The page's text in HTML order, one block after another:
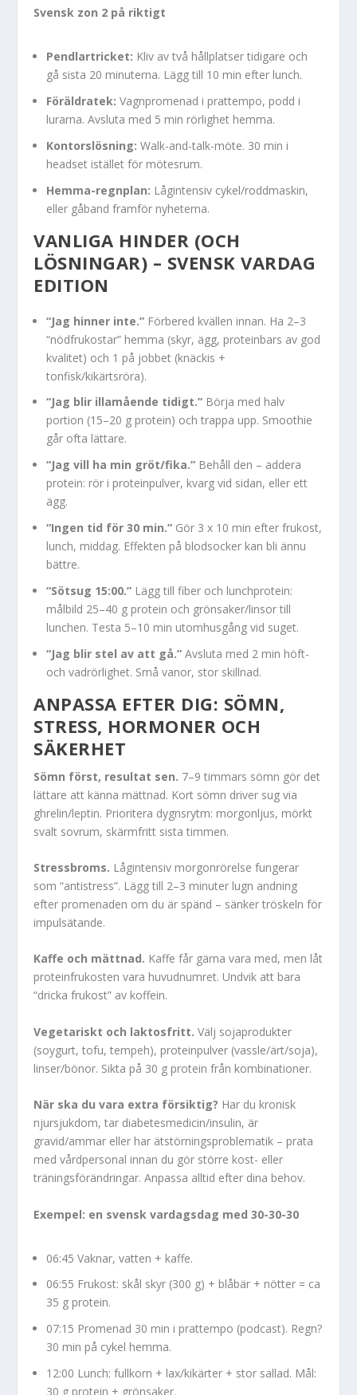
Svensk zon 2 på riktigt
Pendlartricket: Kliv av två hållplatser tidigare och
gå sista 20 minuterna. Lägg till 10 min efter lunch.
Föräldratek: Vagnpromenad i prattempo, podd i
lurarna. Avsluta med 5 min rörlighet hemma.
Kontorslösning: Walk-and-talk-möte. 30 min i
headset istället för mötesrum.
Hemma-regnplan: Lågintensiv cykel/roddmaskin,
eller gåband framför nyheterna.
VANLIGA HINDER (OCH
LÖSNINGAR) – SVENSK VARDAG
EDITION
“Jag hinner inte.” Förbered kvällen innan. Ha 2–3
“nödfrukostar” hemma (skyr, ägg, proteinbars av god
kvalitet) och 1 på jobbet (knäckis +
tonfisk/kikärtsröra).
“Jag blir illamående tidigt.” Börja med halv
portion (15–20 g protein) och trappa upp. Smoothie
går ofta lättare.
“Jag vill ha min gröt/fika.” Behåll den – addera
protein: rör i proteinpulver, kvarg vid sidan, eller ett
ägg.
“Ingen tid för 30 min.” Gör 3 x 10 min efter frukost,
lunch, middag. Effekten på blodsocker kan bli ännu
bättre.
“Sötsug 15:00.” Lägg till fiber och lunchprotein:
målbild 25–40 g protein och grönsaker/linsor till
lunchen. Testa 5–10 min utomhusgång vid suget.
“Jag blir stel av att gå.” Avsluta med 2 min höft-
och vadrörlighet. Små vanor, stor skillnad.
ANPASSA EFTER DIG: SÖMN,
STRESS, HORMONER OCH
SÄKERHET
Sömn först, resultat sen. 7–9 timmars sömn gör det
lättare att känna mättnad. Kort sömn driver sug via
ghrelin/leptin. Prioritera dygnsrytm: morgonljus, mörkt
svalt sovrum, skärmfritt sista timmen.
Stressbroms. Lågintensiv morgonrörelse fungerar
som “antistress”. Lägg till 2–3 minuter lugn andning
efter promenaden om du är spänd – sänker tröskeln för
impulsätande.
Kaffe och mättnad. Kaffe får gärna vara med, men låt
proteinfrukosten vara huvudnumret. Undvik att bara
“dricka frukost” av koffein.
Vegetariskt och laktosfritt. Välj sojaprodukter
(soygurt, tofu, tempeh), proteinpulver (vassle/ärt/soja),
linser/bönor. Sikta på 30 g protein från kombinationer.
När ska du vara extra försiktig? Har du kronisk
njursjukdom, tar diabetesmedicin/insulin, är
gravid/ammar eller har ätstörningsproblematik – prata
med vårdpersonal innan du gör större kost- eller
träningsförändringar. Anpassa alltid efter dina behov.
Exempel: en svensk vardagsdag med 30-30-30
06:45 Vaknar, vatten + kaffe.
06:55 Frukost: skål skyr (300 g) + blåbär + nötter = ca
35 g protein.
07:15 Promenad 30 min i prattempo (podcast). Regn?
30 min på cykel hemma.
12:00 Lunch: fullkorn + lax/kikärter + stor sallad. Mål:
30 g protein + grönsaker.